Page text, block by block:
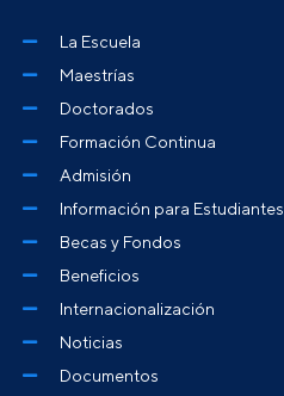
La Escuela
Maestrías
Doctorados
Formación Continua
Admisión
Información para Estudiantes
Becas y Fondos
Beneficios
Internacionalización
Noticias
Documentos